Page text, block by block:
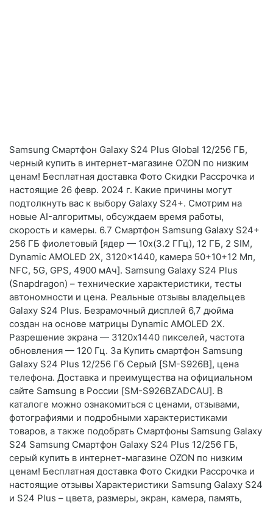
Samsung Смартфон Galaxy S24 Plus Global 12/256 ГБ,
черный купить в интернет-магазине OZON по низким
ценам! Бесплатная доставка Фото Скидки Рассрочка и
настоящие 26 февр. 2024 г. Какие причины могут
подтолкнуть вас к выбору Galaxy S24+. Смотрим на
новые AI-алгоритмы, обсуждаем время работы,
скорость и камеры. 6.7 Смартфон Samsung Galaxy S24+
256 ГБ фиолетовый [ядер — 10x(3.2 ГГц), 12 ГБ, 2 SIM,
Dynamic AMOLED 2X, 3120x1440, камера 50+10+12 Мп,
NFC, 5G, GPS, 4900 мАч]. Samsung Galaxy S24 Plus
(Snapdragon) – технические характеристики, тесты
автономности и цена. Реальные отзывы владельцев
Galaxy S24 Plus. Безрамочный дисплей 6,7 дюйма
создан на основе матрицы Dynamic AMOLED 2X.
Разрешение экрана — 3120х1440 пикселей, частота
обновления — 120 Гц. За Купить смартфон Samsung
Galaxy S24 Plus 12/256 Гб Серый [SM-S926B], цена
телефона. Доставка и преимущества на официальном
сайте Samsung в России [SM-S926BZADCAU]. В
каталоге можно ознакомиться с ценами, отзывами,
фотографиями и подробными характеристиками
товаров, а также подобрать Смартфоны Samsung Galaxy
S24 Samsung Смартфон Galaxy S24 Plus 12/256 ГБ,
серый купить в интернет-магазине OZON по низким
ценам! Бесплатная доставка Фото Скидки Рассрочка и
настоящие отзывы Характеристики Samsung Galaxy S24
и S24 Plus – цвета, размеры, экран, камера, память,